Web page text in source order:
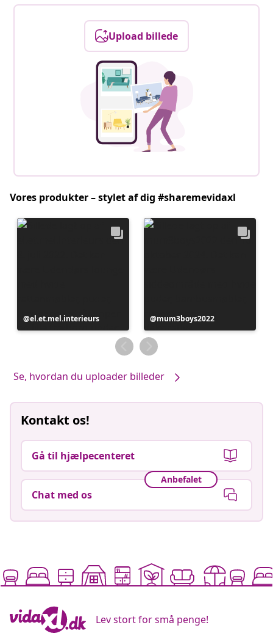
Upload billede
Vores produkter – stylet af dig #sharemevidaxl
Opslag
offentliggjort
el.et.mel.interieurs
Opslag
offentliggjort
af
mum3boys2022
Se, hvordan du uploader billeder
Kontakt os!
Gå til hjælpecenteret
Anbefalet
Chat med os
Lev stort for små penge!